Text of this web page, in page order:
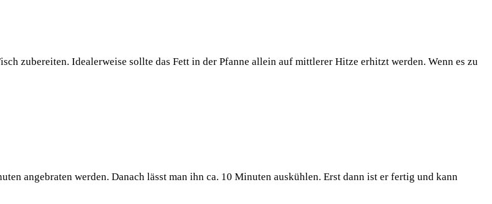
zubereiten. Idealerweise sollte das Fett in der Pfanne allein auf mittlerer Hitze erhitzt werden. Wenn es zu
angebraten werden. Danach lässt man ihn ca. 10 Minuten auskühlen. Erst dann ist er fertig und kann